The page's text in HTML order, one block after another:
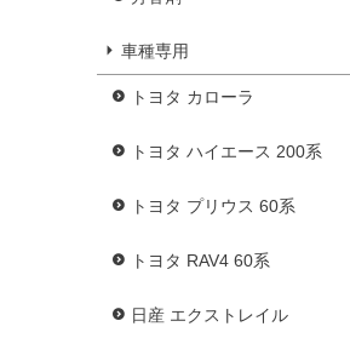
車種専用
トヨタ カローラ
トヨタ ハイエース 200系
トヨタ プリウス 60系
トヨタ RAV4 60系
日産 エクストレイル